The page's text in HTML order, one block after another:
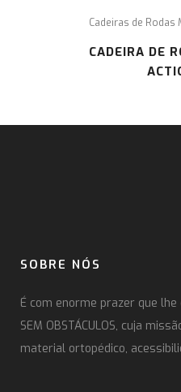
Cadeiras de Rodas
CADEIRA DE
SOBRE NÓS
É com enorme prazer que
SEM OBSTÁCULOS, cuja
material ortopédico,